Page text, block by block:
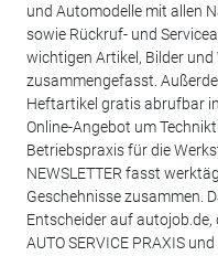
und Automodelle mit allen
sowie Rückruf- und
wichtigen Artikel, Bilder und
zusammengefasst.
Heftartikel gratis abrufbar
Online-Angebot um
Betriebspraxis für die
NEWSLETTER fasst
Geschehnisse zusammen.
Entscheider auf autojob.de,
AUTO SERVICE PRAXIS